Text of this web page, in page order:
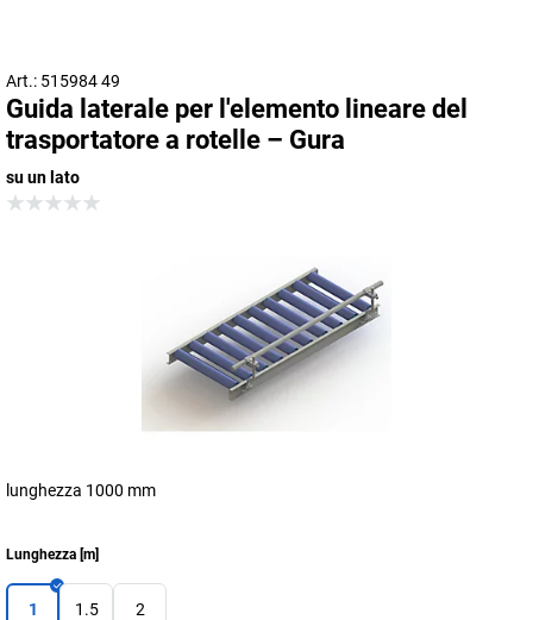
Art.: 515984 49
Guida laterale per l'elemento lineare del
trasportatore a rotelle – Gura
su un lato
lunghezza 1000 mm
Lunghezza [m]
1 1.5 2